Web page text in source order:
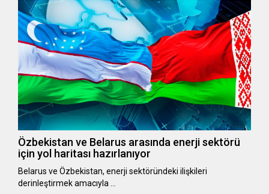
Özbekistan ve Belarus arasında enerji sektörü
için yol haritası hazırlanıyor
Belarus ve Özbekistan, enerji sektöründeki ilişkileri
derinleştirmek amacıyla …